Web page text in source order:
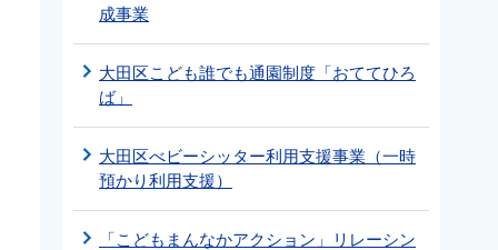
成事業
大田区こども誰でも通園制度「おててひろ
ば」
大田区べビーシッター利用支援事業（一時
預かり利用支援）
「こどもまんなかアクション」リレーシン